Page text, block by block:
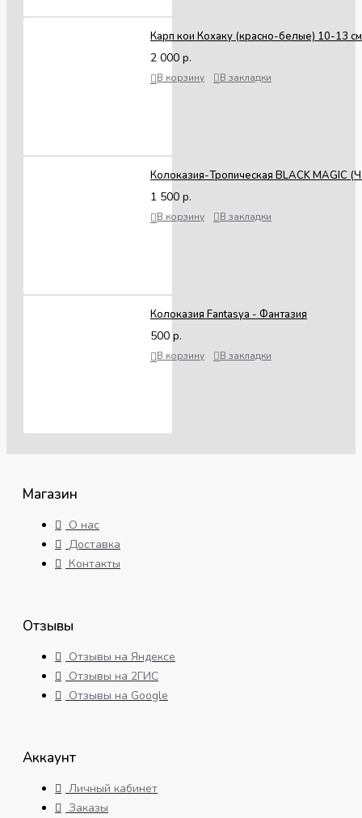
Карп кои Кохаку (красно-белые) 10-13 см
2 000 р.
В корзину В закладки
Колоказия-Тропическая BLACK MAGIC
1 500 р.
В корзину В закладки
Колоказия Fantasya - Фантазия
500 р.
В корзину В закладки
Магазин
О нас
Доставка
Контакты
Отзывы
Отзывы на Яндексе
Отзывы на 2ГИС
Отзывы на Google
Аккаунт
Личный кабинет
Заказы